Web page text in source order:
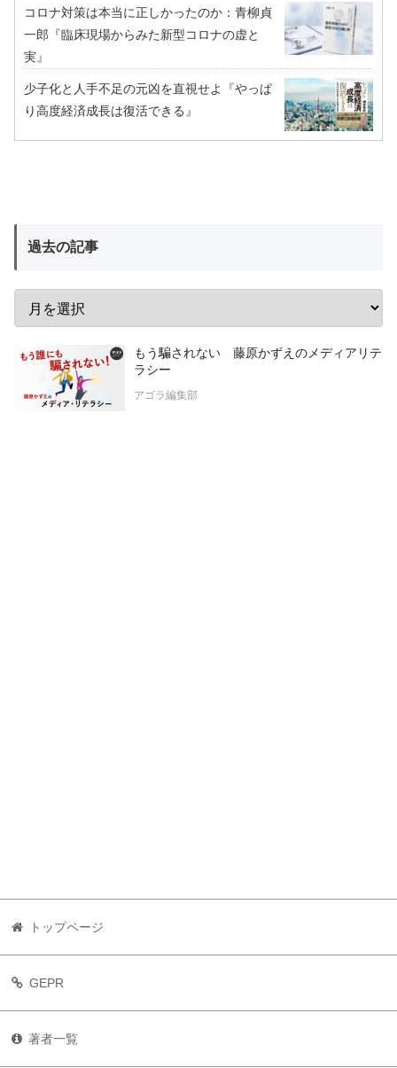
コロナ対策は本当に正しかったのか：青柳貞
一郎『臨床現場からみた新型コロナの虚と
実』
少子化と人手不足の元凶を直視せよ『やっぱ
り高度経済成長は復活できる』
過去の記事
もう騙されない 藤原かずえのメディアリテ
ラシー
アゴラ編集部
トップページ
GEPR
著者一覧